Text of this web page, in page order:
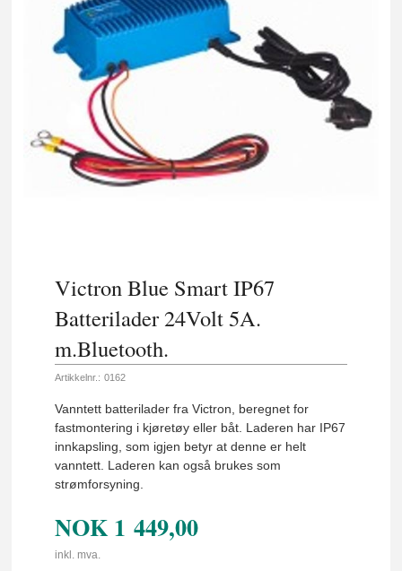
Victron Blue Smart IP67
Batterilader 24Volt 5A.
m.Bluetooth.
Artikkelnr.: 0162
Vanntett batterilader fra Victron, beregnet for
fastmontering i kjøretøy eller båt. Laderen har IP67
innkapsling, som igjen betyr at denne er helt
vanntett. Laderen kan også brukes som
strømforsyning.
NOK 1 449,00
inkl. mva.